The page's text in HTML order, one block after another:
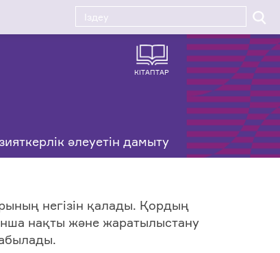
КІТАПТАР
әлеуетін дамыту
негізін қалады. Қордың
нақты және жаратылыстану